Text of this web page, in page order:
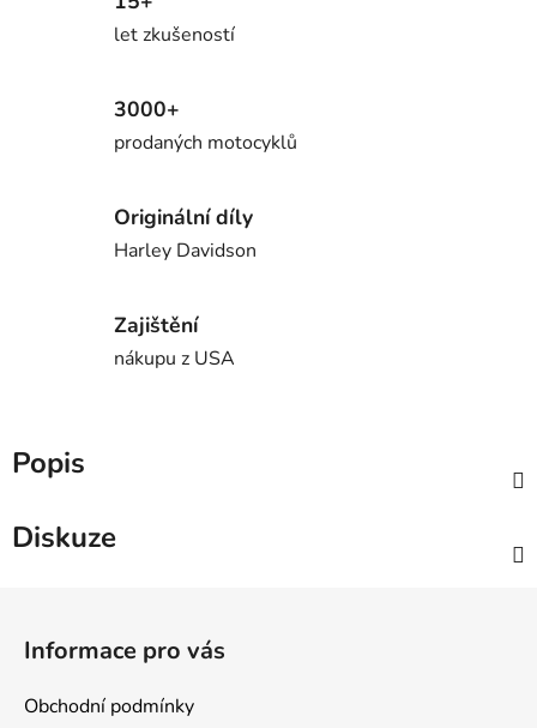
let zkušeností
3000+
prodaných motocyklů
Originální díly
Harley Davidson
Zajištění
nákupu z USA
Popis
Diskuze
Informace pro vás
Obchodní podmínky